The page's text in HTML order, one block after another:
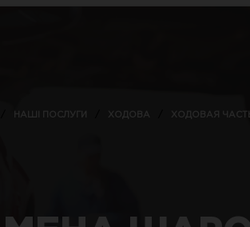
НАШІ ПОСЛУГИ ХОДОВА ХОДОВАЯ